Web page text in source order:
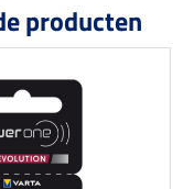
producten